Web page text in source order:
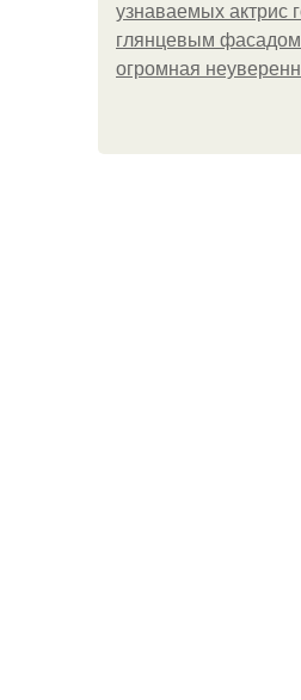
узнаваемых актрис
глянцевым
огромная